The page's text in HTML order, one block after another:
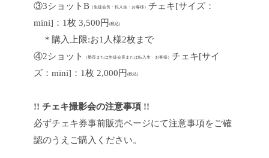
③3ショットB （生徒会長・転入生・お客様） チェキ[サイズ：
mini]：1枚 3,500円 (税込)
＊購入上限:お1人様2枚まで
④2ショット
（塾長または生徒会長または転入生・お客様） チェキ[サイ
ズ：mini]：1枚 2,000円 (税込)
!! チェキ撮影会の注意事項 !!
必ずチェキ券事前販売ページにて注意事項をご確
認のうえご購入ください。